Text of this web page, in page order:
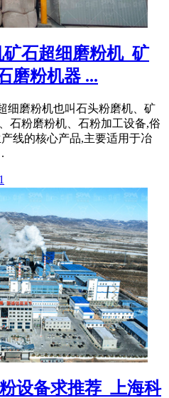
石超细磨粉机_矿
磨粉机器 ...
细磨粉机也叫石头粉磨机、矿
石粉磨粉机、石粉加工设备,俗
线的核心产品,主要适用于冶
设备求推荐_上海科